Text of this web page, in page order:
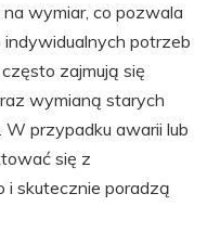
na wymiar, co pozwala
potrzeb
zajmują się
wymianą starych
przypadku awarii lub
się z
i skutecznie poradzą